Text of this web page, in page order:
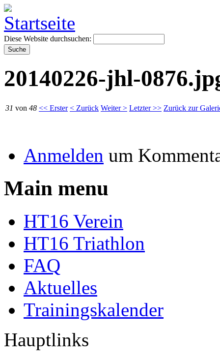
Diese Website durchsuchen:
20140226-jhl-
31 von 48 << Erster < Zurück Weiter > Letzter >> Zurück zur
Anmelden um
Main menu
HT16 Verein
HT16 Triathlon
FAQ
Aktuelles
Trainingskalender
Hauptlinks